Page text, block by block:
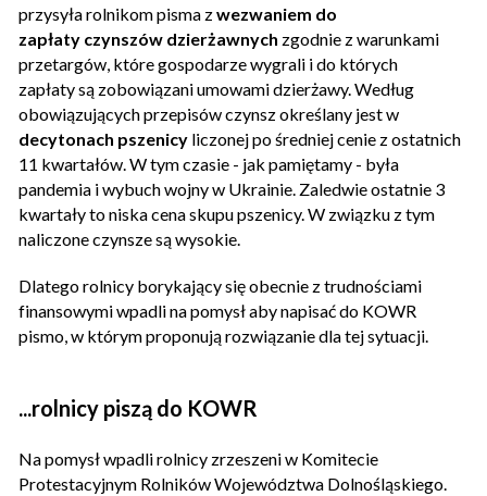
przysyła rolnikom pisma zwezwaniem do
zapłaty czynszów dzierżawnych zgodnie z warunkami
przetargów, które gospodarze wygrali i do których
zapłaty są zobowiązani umowami dzierżawy. Według
obowiązujących przepisów czynsz określany jest w
decytonach pszenicy liczonej po średniej cenie z ostatnich
11 kwartałów. W tym czasie - jak pamiętamy - była
pandemia i wybuch wojny w Ukrainie. Zaledwie ostatnie 3
kwartały to niska cena skupu pszenicy. W związku z tym
naliczone czynsze są wysokie.
Dlatego rolnicy borykający się obecnie z trudnościami
finansowymi wpadli na pomysł aby napisać do KOWR
pismo, w którym proponują rozwiązanie dla tej sytuacji.
...rolnicy piszą do KOWR
Na pomysł wpadli rolnicy zrzeszeni w Komitecie
Protestacyjnym Rolników Województwa Dolnośląskiego.